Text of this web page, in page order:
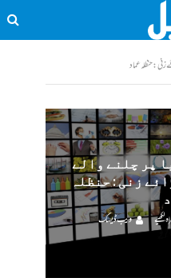
زنی : حنظلہ عماد
پر چلنے والے
زنی : حنظلہ
لکھیے
ویب ڈیسک